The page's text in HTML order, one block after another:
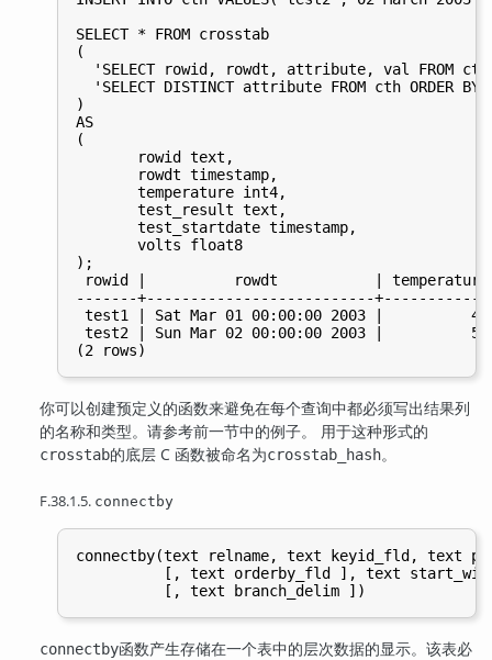
SELECT * FROM crosstab
(
'SELECT rowid, rowdt, attribute, val FROM
'SELECT DISTINCT attribute FROM cth ORDER BY
)
AS
(
       rowid text,
       rowdt timestamp,
       temperature int4,
       test_result text,
       test_startdate timestamp,
       volts float8
);
rowid |          rowdt           |
-------+--------------------------
test1 | Sat Mar 01 00:00:00 2003 |
test2 | Sun Mar 02 00:00:00 2003 |
你可以创建预定义的函数来避免在每个查询中都必须写出结果列
的名称和类型。请参考前一节中的例子。 用于这种形式的
crosstab的底层 C 函数被命名为crosstab_hash。
F.38.1.5. connectby
connectby(text relname, text keyid_fld, text
[, text orderby_fld ], text
connectby函数产生存储在一个表中的层次数据的显示。该表必